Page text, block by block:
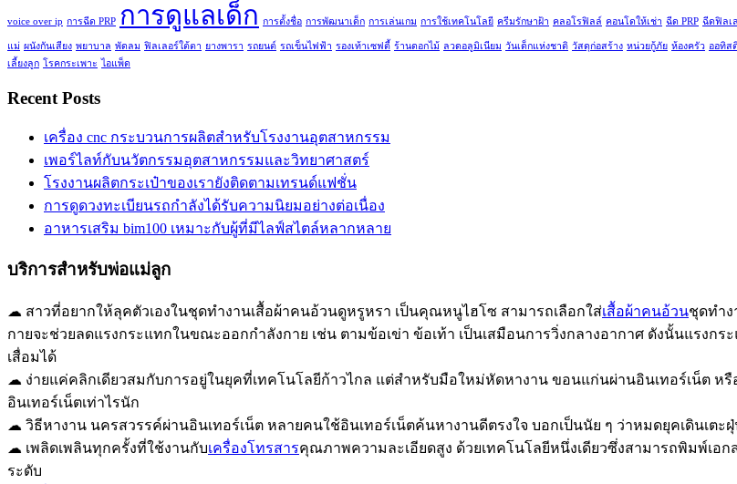
voice over ip การฉีด PRP การดูแลเด็ก การตั้งชื่อ การพัฒนาเด็ก การเล่นเกม การใช้เทคโนโลยี ครีมรักษาฝ้า คลอโรฟิลล์ คอนโดให้เช่า ฉีด PRP ฉีดฟิลเ
แม่ ผนังกันเสียง พยาบาล พัดลม ฟิลเลอร์ใต้ตา ยางพารา รถยนต์ รถเข็นไฟฟ้า รองเท้าเซฟตี้ ร้านดอกไม้ ลวดอลูมิเนียม วันเด็กแห่งชาติ วัสดุก่อสร้าง หน่วยกู้ภัย ห้องครัว ออทิส
เลี้ยงลูก โรคกระเพาะ ไอแพ็ด
Recent Posts
เครื่อง cnc กระบวนการผลิตสำหรับโรงงานอุตสาหกรรม
เพอร์ไลท์กับนวัตกรรมอุตสาหกรรมและวิทยาศาสตร์
โรงงานผลิตกระเป๋าของเรายังติดตามเทรนด์แฟชั่น
การดูดวงทะเบียนรถกำลังได้รับความนิยมอย่างต่อเนื่อง
อาหารเสริม bim100 เหมาะกับผู้ที่มีไลฟ์สไตล์หลากหลาย
บริการสำหรับพ่อแม่ลูก
☁ สาวที่อยากให้ลุคตัวเองในชุดทำงานเสื้อผ้าคนอ้วนดูหรูหรา เป็นคุณหนูไฮโซ สามารถเลือกใส่เสื้อผ้าคนอ้วนชุดทำง
กายจะช่วยลดแรงกระแทกในขณะออกกำลังกาย เช่น ตามข้อเข่า ข้อเท้า เป็นเสมือนการวิ่งกลางอากาศ ดังนั้นแรงก
เสื่อมได้
☁ ง่ายแค่คลิกเดียวสมกับการอยู่ในยุคที่เทคโนโลยีก้าวไกล แต่สำหรับมือใหม่หัดหางาน ขอนแก่นผ่านอินเทอร์เน็ต
อินเทอร์เน็ตเท่าไรนัก
☁ วิธีหางาน นครสวรรค์ผ่านอินเทอร์เน็ต หลายคนใช้อินเทอร์เน็ตค้นหางานดีตรงใจ บอกเป็นนัย ๆ ว่าหมดยุคเดินเต
☁ เพลิดเพลินทุกครั้งที่ใช้งานกับเครื่องโทรสารคุณภาพความละเอียดสูง ด้วยเทคโนโลยีหนึ่งเดียวซึ่งสามารถพิมพ์เอ
ระดับ